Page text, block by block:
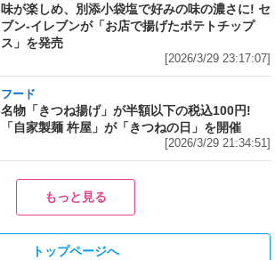
味が楽しめ、別添小袋塩で好みの味の濃さに! セ
ブン‐イレブンが「お店で揚げたポテトチップ
ス」を発売
[2026/3/29 23:17:07]
フード
名物「きつね揚げ」が半額以下の税込100円!
「自家製麺 杵屋」が「きつねの日」を開催
[2026/3/29 21:34:51]
もっと見る
トップページへ